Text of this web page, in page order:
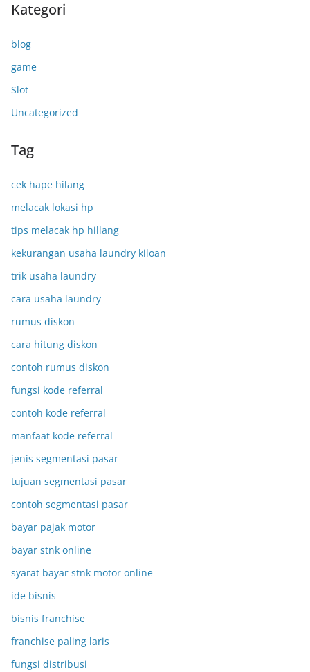
Kategori
blog
game
Slot
Uncategorized
Tag
cek hape hilang
melacak lokasi hp
tips melacak hp hillang
kekurangan usaha laundry kiloan
trik usaha laundry
cara usaha laundry
rumus diskon
cara hitung diskon
contoh rumus diskon
fungsi kode referral
contoh kode referral
manfaat kode referral
jenis segmentasi pasar
tujuan segmentasi pasar
contoh segmentasi pasar
bayar pajak motor
bayar stnk online
syarat bayar stnk motor online
ide bisnis
bisnis franchise
franchise paling laris
fungsi distribusi